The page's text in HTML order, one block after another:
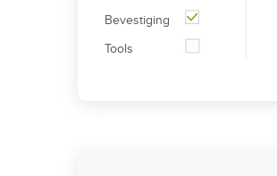
Bevestiging
Tools